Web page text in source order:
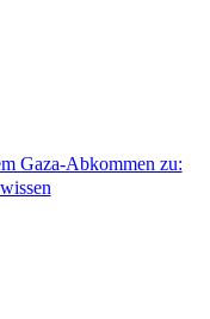
Gaza-Abkommen zu: